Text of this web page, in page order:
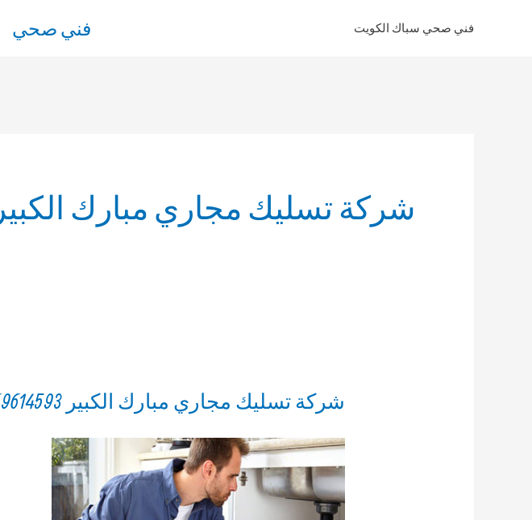
فني صحي سباك الكويت فني صحي
شركة تسليك مجاري مبارك الكبير
شركة تسليك مجاري مبارك الكبير 69614593